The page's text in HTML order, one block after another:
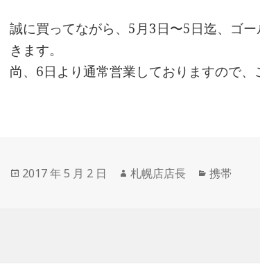
誠に買ってながら、5月3日〜5日迄、ゴ
きます。
尚、6日より通常営業しておりますので、
投
2017 年 5 月 2 日
作
札幌店店長
カ
携帯